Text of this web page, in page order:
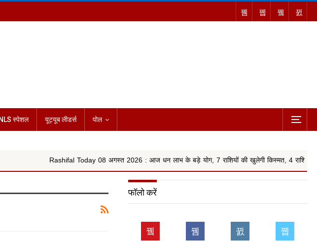
NLS स्पेशल यूट्यूब लीडर्स पोल
Rashifal Today 08 अगस्त 2026 : आज धन लाभ के बड़े योग, 7 राशियों की खुलेगी किस्मत, 4 राशियों को रहना ...
फॉलो करें